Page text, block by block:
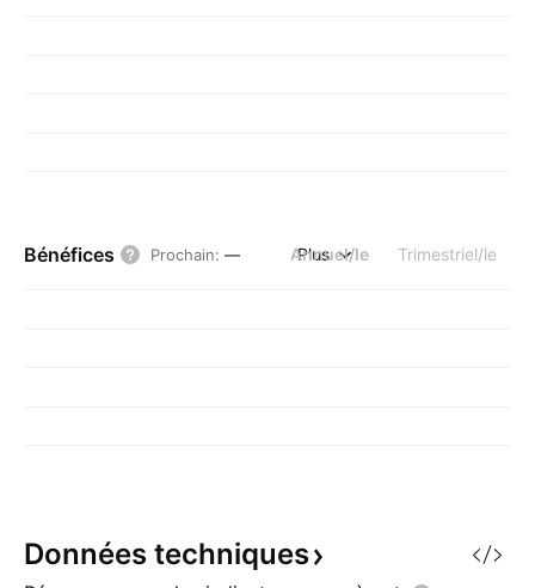
Bénéfices Prochain: — Annuel/le Trimestriel/le
Plus
Données techniques